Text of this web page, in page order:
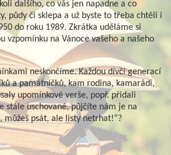
dalšího, co vás jen napadne a co
půdy či sklepa a už byste to třeba chtěli i
do roku 1989. Zkrátka uděláme si
vzpomínku na Vánoce vašeho a našeho
neskončíme. Každou dívčí generací
a památníčků, kam rodina, kamarádi,
upomínkové verše, popř. přidali
stále uschované, půjčíte nám je na
můžeš psát, ale listy netrhat!“?